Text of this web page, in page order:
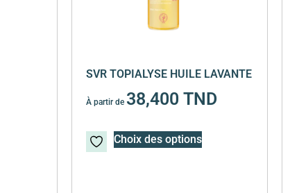
SVR TOPIALYSE HUILE LAVANTE
À partir de 38,400 TND
Choix des options